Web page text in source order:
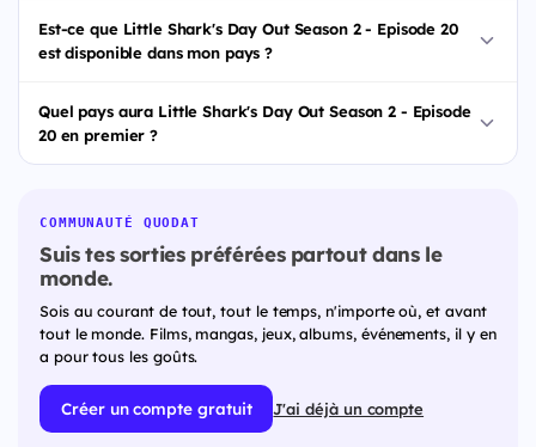
Est-ce que Little Shark's Day Out Season 2 - Episode 20
est disponible dans mon pays ?
Quel pays aura Little Shark's Day Out Season 2 - Episode
20 en premier ?
COMMUNAUTÉ QUODAT
Suis tes sorties préférées partout dans le
monde.
Sois au courant de tout, tout le temps, n'importe où, et avant
tout le monde. Films, mangas, jeux, albums, événements, il y en
a pour tous les goûts.
Créer un compte gratuit J'ai déjà un compte